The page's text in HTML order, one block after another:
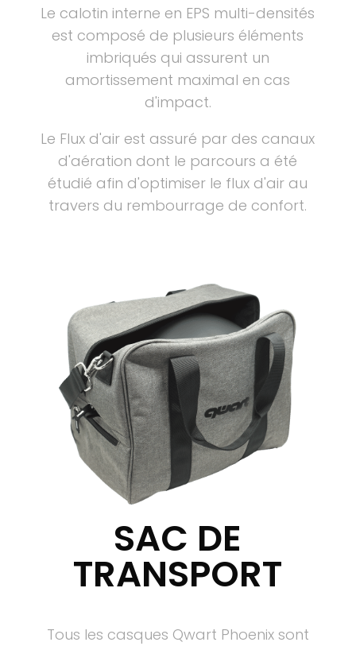
Le calotin interne en EPS multi-densités
est composé de plusieurs éléments
imbriqués qui assurent un
amortissement maximal en cas
d'impact.
Le Flux d'air est assuré par des canaux
d'aération dont le parcours a été
étudié afin d'optimiser le flux d'air au
travers du rembourrage de confort.
SAC DE
TRANSPORT
Tous les casques Qwart Phoenix sont